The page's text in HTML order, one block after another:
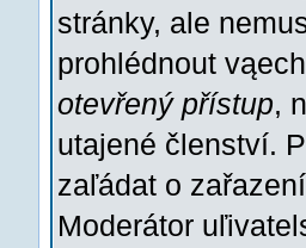
stránky, ale
prohlédnout
otevřený přístup,
utajené členství.
zaľádat o
Moderátor